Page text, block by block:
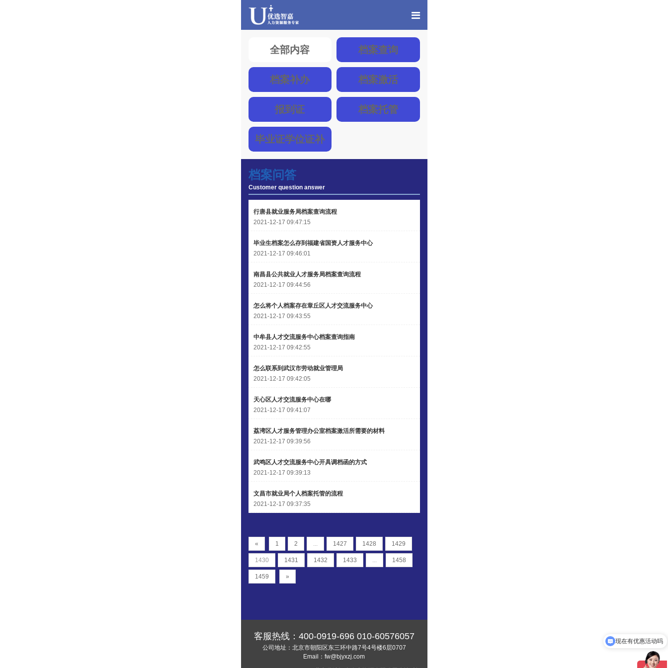
全部内容 档案查询
档案补办 档案激活
报到证 档案托管
毕业证学位证补
办
档案问答
Customer question answer
行唐县就业服务局档案查询流程
2021-12-17 09:47:15
毕业生档案怎么存到福建省国资人才服务中心
2021-12-17 09:46:01
南昌县公共就业人才服务局档案查询流程
2021-12-17 09:44:56
怎么将个人档案存在章丘区人才交流服务中心
2021-12-17 09:43:55
中牟县人才交流服务中心档案查询指南
2021-12-17 09:42:55
怎么联系到武汉市劳动就业管理局
2021-12-17 09:42:05
天心区人才交流服务中心在哪
2021-12-17 09:41:07
荔湾区人才服务管理办公室档案激活所需要的材料
2021-12-17 09:39:56
武鸣区人才交流服务中心开具调档函的方式
2021-12-17 09:39:13
文昌市就业局个人档案托管的流程
2021-12-17 09:37:35
« 1 2 ... 1427 1428 1429
1430 1431 1432 1433 ... 1458
1459 »
客服热线： 400-0919-696 010-60576057
公司地址：北京市朝阳区东三环中路7号4号楼6层0707
Email： fw@bjyxzj.com
现在有优惠活动吗